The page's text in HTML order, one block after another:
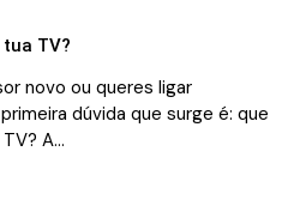
TV?
novo ou queres ligar
dúvida que surge é: que
A…